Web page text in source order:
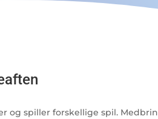
og spiller forskellige spil.